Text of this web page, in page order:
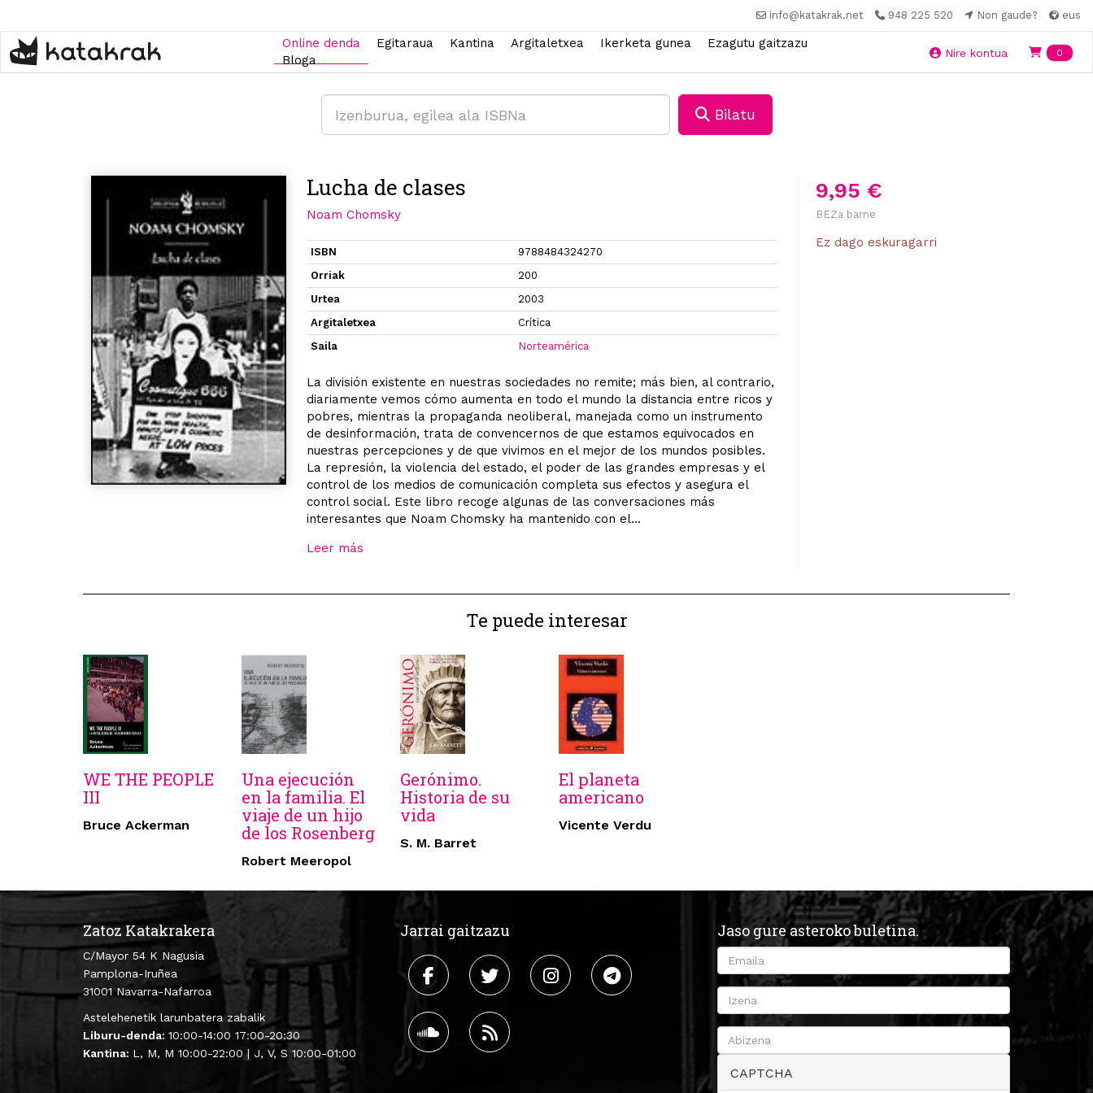
main
content
info@katakrak.net 948 225 520 Non gaude? eus
Online denda Egitaraua Kantina Argitaletxea Ikerketa gunea
Ezagutu gaitzazu
Bloga
Nire kontua 0
Bilatu
9,95 €
BEZa barne
Ez dago eskuragarri
Lucha de clases
Noam Chomsky
ISBN
9788484324270
Orriak
200
Urtea
2003
Argitaletxea
Crítica
Saila
Norteamérica
La división existente en nuestras sociedades no remite; más bien, al contrario,
diariamente vemos cómo aumenta en todo el mundo la distancia entre ricos y
pobres, mientras la propaganda neoliberal, manejada como un instrumento
de desinformación, trata de convencernos de que estamos equivocados en
nuestras percepciones y de que vivimos en el mejor de los mundos posibles.
La represión, la violencia del estado, el poder de las grandes empresas y el
control de los medios de comunicación completa sus efectos y asegura el
control social. Este libro recoge algunas de las conversaciones más
interesantes que Noam Chomsky ha mantenido con el...
Leer más
Te puede interesar
WE THE PEOPLE
III
Bruce Ackerman
Una ejecución
en la familia. El
viaje de un hijo
de los Rosenberg
Robert Meeropol
Gerónimo.
Historia de su
vida
S. M. Barret
El planeta
americano
Vicente Verdu
Zatoz Katakrakera
C/Mayor 54 K Nagusia
Pamplona-Iruñea
31001 Navarra-Nafarroa
Astelehenetik larunbatera zabalik
Liburu-denda: 10:00-14:00 17:00-20:30
Kantina: L, M, M 10:00-22:00 | J, V, S 10:00-01:00
Jarrai gaitzazu Jaso gure asteroko buletina.
CAPTCHA